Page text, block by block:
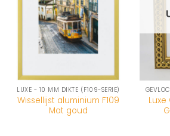
LUXE - 10 MM DIKTE (F109-SERIE)
Wissellijst aluminium F109
Mat goud
Luxe